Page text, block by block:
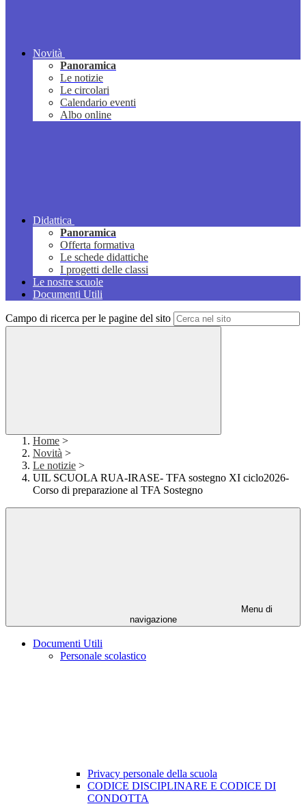
Novità
Panoramica
Le notizie
Le circolari
Calendario eventi
Albo online
Didattica
Panoramica
Offerta formativa
Le schede didattiche
I progetti delle classi
Le nostre scuole
Documenti Utili
Campo di ricerca per le pagine del sito
Home >
Novità >
Le notizie >
UIL SCUOLA RUA-IRASE- TFA sostegno XI ciclo2026-
Corso di preparazione al TFA Sostegno
Menu di
navigazione
Documenti Utili
Personale scolastico
Privacy personale della scuola
CODICE DISCIPLINARE E CODICE DI
CONDOTTA